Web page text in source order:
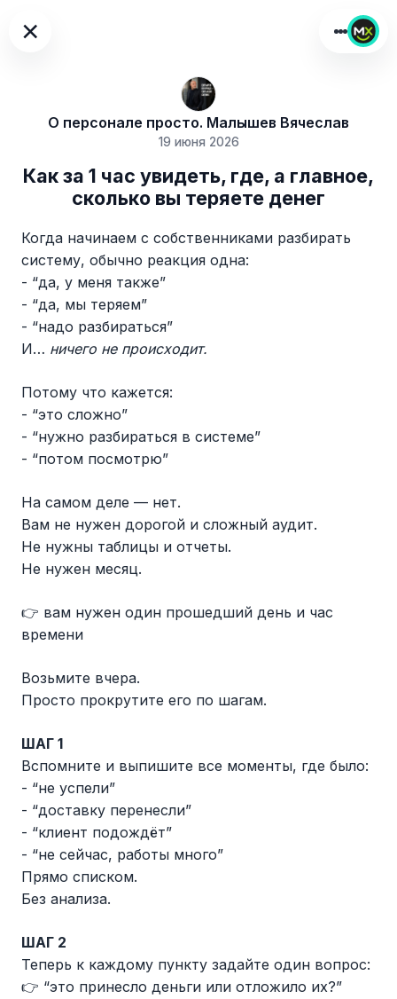
×
О персонале просто. Малышев Вячеслав
19 июня 2026
Как за 1 час увидеть, где, а главное,
сколько вы теряете денег
Когда начинаем с собственниками разбирать
систему, обычно реакция одна:
- “да, у меня также”
- “да, мы теряем”
- “надо разбираться”
И… ничего не происходит.
Потому что кажется:
- “это сложно”
- “нужно разбираться в системе”
- “потом посмотрю”
На самом деле — нет.
Вам не нужен дорогой и сложный аудит.
Не нужны таблицы и отчеты.
Не нужен месяц.
👉 вам нужен один прошедший день и час
времени
Возьмите вчера.
Просто прокрутите его по шагам.
ШАГ 1
Вспомните и выпишите все моменты, где было:
- “не успели”
- “доставку перенесли”
- “клиент подождёт”
- “не сейчас, работы много”
Прямо списком.
Без анализа.
ШАГ 2
Теперь к каждому пункту задайте один вопрос:
👉 “это принесло деньги или отложило их?”